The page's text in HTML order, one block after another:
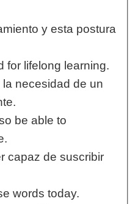
y esta postura
for lifelong learning.
necesidad de un
be able to
capaz de suscribir
words today.